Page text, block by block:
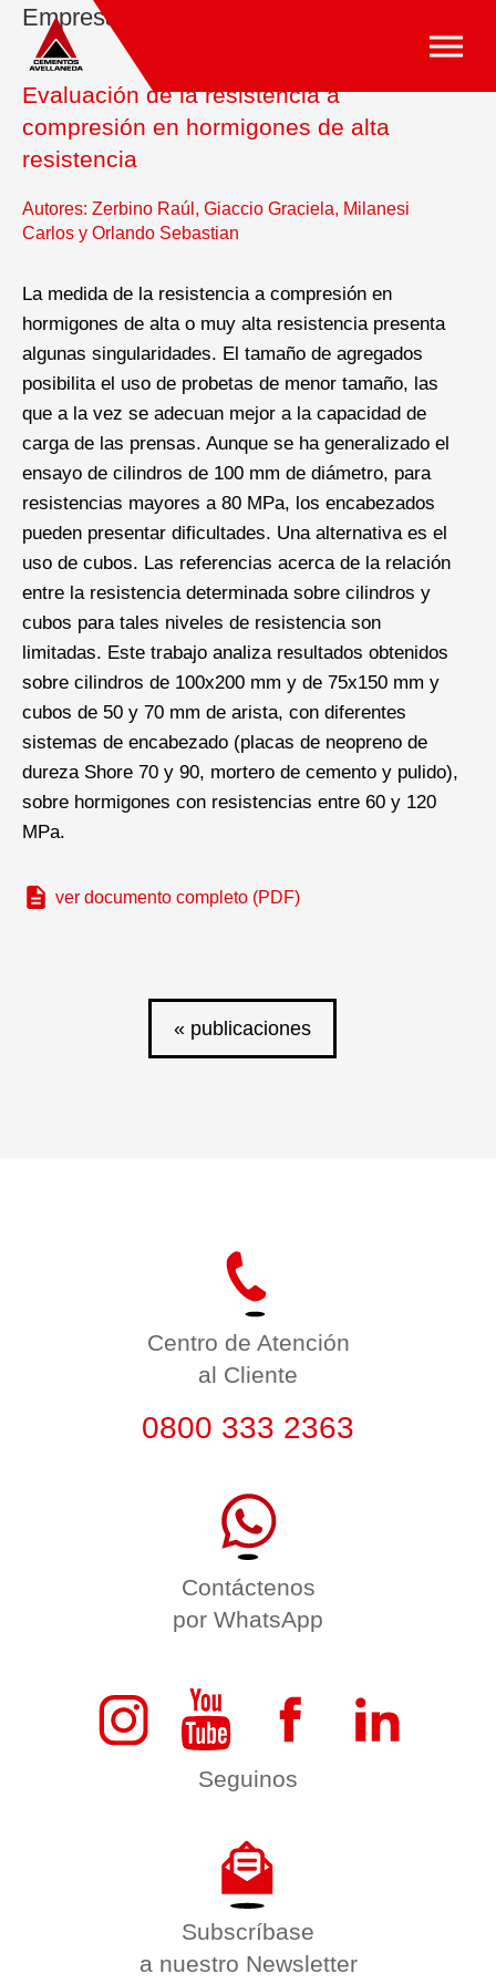
Empresa »
Evaluación de la resistencia a
compresión en hormigones de alta
resistencia
Autores: Zerbino Raúl, Giaccio Graciela, Milanesi
Carlos y Orlando Sebastian
La medida de la resistencia a compresión en
hormigones de alta o muy alta resistencia presenta
algunas singularidades. El tamaño de agregados
posibilita el uso de probetas de menor tamaño, las
que a la vez se adecuan mejor a la capacidad de
carga de las prensas. Aunque se ha generalizado el
ensayo de cilindros de 100 mm de diámetro, para
resistencias mayores a 80 MPa, los encabezados
pueden presentar dificultades. Una alternativa es el
uso de cubos. Las referencias acerca de la relación
entre la resistencia determinada sobre cilindros y
cubos para tales niveles de resistencia son
limitadas. Este trabajo analiza resultados obtenidos
sobre cilindros de 100x200 mm y de 75x150 mm y
cubos de 50 y 70 mm de arista, con diferentes
sistemas de encabezado (placas de neopreno de
dureza Shore 70 y 90, mortero de cemento y pulido),
sobre hormigones con resistencias entre 60 y 120
MPa.
ver documento completo (PDF)
« publicaciones
Centro de Atención
al Cliente
0800 333 2363
Contáctenos
por WhatsApp
Seguinos
Subscríbase
a nuestro Newsletter